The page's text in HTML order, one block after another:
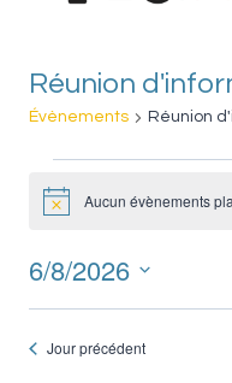
Réunion
Évènements Réunion
Évènements
6
août
Notice Aucun évènements
6/8/2026
Sélectionnez
Jour précédent